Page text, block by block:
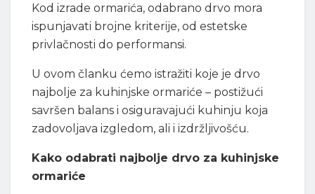
Kod izrade ormarića, odabrano drvo mora
ispunjavati brojne kriterije, od estetske
privlačnosti do performansi.
U ovom članku ćemo istražiti koje je drvo
najbolje za kuhinjske ormariće – postižući
savršen balans i osiguravajući kuhinju koja
zadovoljava izgledom, ali i izdržljivošću.
Kako odabrati najbolje drvo za kuhinjske
ormariće